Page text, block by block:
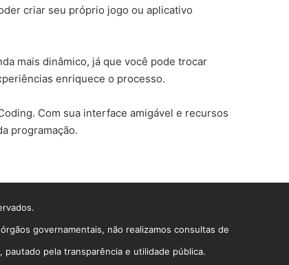
criar seu próprio jogo ou aplicativo
mais dinâmico, já que você pode trocar
enriquece o processo.
Com sua interface amigável e recursos
programação.
governamentais, não realizamos consultas de
pela transparência e utilidade pública.